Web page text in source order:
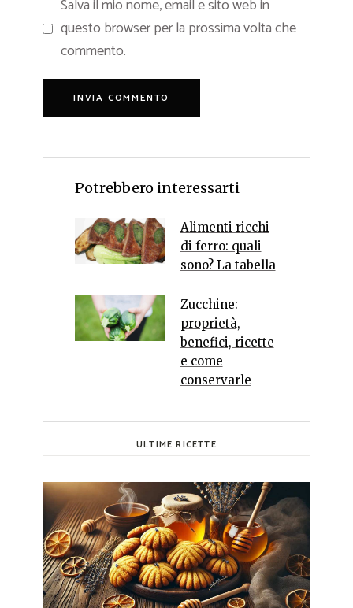
Salva il mio nome, email e sito web in
questo browser per la prossima volta che
commento.
Potrebbero interessarti
Alimenti ricchi
di ferro: quali
sono? La tabella
Zucchine:
proprietà,
benefici, ricette
e come
conservarle
ULTIME RICETTE